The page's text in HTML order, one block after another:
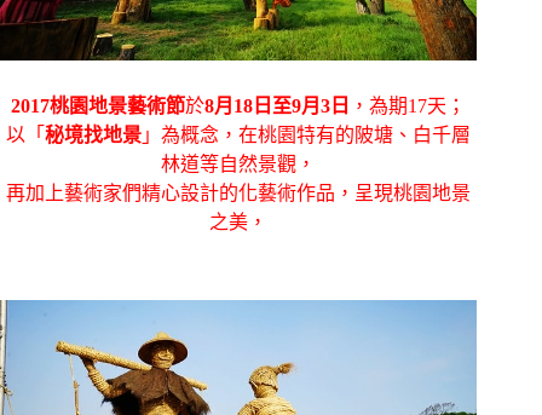
2017桃園地景藝術節於8月18日至9月3日 ，為期17天；
以「秘境找地景 」為概念，在桃園特有的陂塘、白千層
林道等自然景觀，
再加上藝術家們精心設計的化藝術作品，呈現桃園地景
之美，